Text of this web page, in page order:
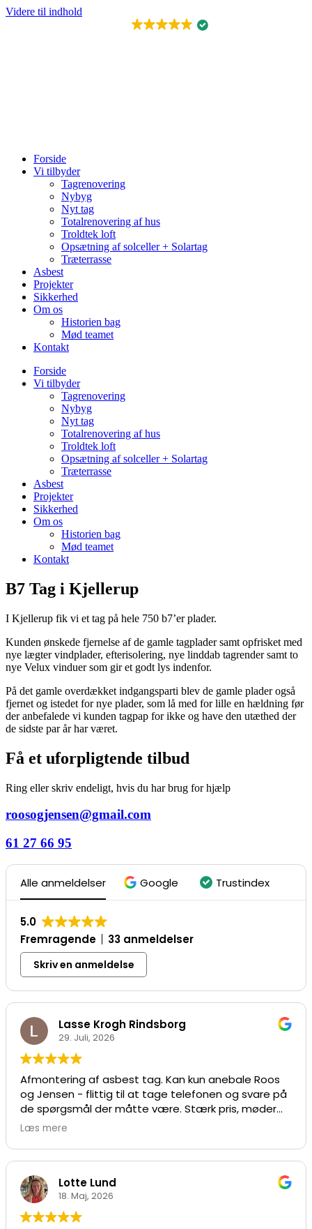
Videre til indhold
Forside
Vi tilbyder
Tagrenovering
Nybyg
Nyt tag
Totalrenovering af hus
Troldtek loft
Opsætning af solceller + Solartag
Træterrasse
Asbest
Projekter
Sikkerhed
Om os
Historien bag
Mød teamet
Kontakt
Forside
Vi tilbyder
Tagrenovering
Nybyg
Nyt tag
Totalrenovering af hus
Troldtek loft
Opsætning af solceller + Solartag
Træterrasse
Asbest
Projekter
Sikkerhed
Om os
Historien bag
Mød teamet
Kontakt
B7 Tag i Kjellerup
I Kjellerup fik vi et tag på hele 750 b7’er plader.
Kunden ønskede fjernelse af de gamle tagplader samt opfrisket med
nye lægter vindplader, efterisolering, nye linddab tagrender samt to
nye Velux vinduer som gir et godt lys indenfor.
På det gamle overdækket indgangsparti blev de gamle plader også
fjernet og istedet for nye plader, som lå med for lille en hældning før
der anbefalede vi kunden tagpap for ikke og have den utæthed der
de sidste par år har været.
Få et uforpligtende tilbud
Ring eller skriv endeligt, hvis du har brug for hjælp
roosogjensen@gmail.com
61 27 66 95
Alle anmeldelser Google Trustindex
5.0
Fremragende
33 anmeldelser
Skriv en anmeldelse
Lasse Krogh Rindsborg
29. Juli, 2026
Afmontering af asbest tag. Kan kun anebale Roos
og Jensen - flittig til at tage telefonen og svare på
de spørgsmål der måtte være. Stærk pris, møder
ind til tiden og tingene ser ordenlige ud
oplevelse!
Læs mere
Lotte Lund
18. Maj, 2026